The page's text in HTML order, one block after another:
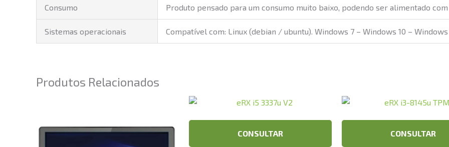
Consumo Produto pensado para um consumo muito baixo, podendo ser alimentado
Sistemas operacionais Compatível com: Linux (debian / ubuntu). Windows 7 – Windows 10 –
Produtos Relacionados
CONSULTAR CONSULTAR